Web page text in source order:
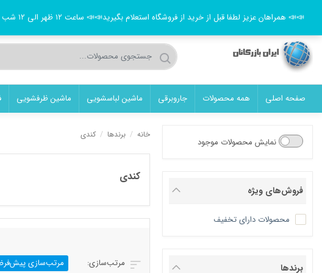
حساب کاربری قوانین فروشگاه نصب محصولات تماس با ما
صفحه اصلی همه محصولات جاروبرقی ماشین لباسشویی ماشین ظرفشویی
نمایش محصولات موجود
فروش‌های ویژه
محصولات دارای تخفیف
برندها
خانه / برندها / کندی
کندی
مرتب‌سازی
📣📣 همراهان عزیز لطفا قبل از خرید از فروشگاه استعلام بگیرید📣📣 ساعت ۱۲ ظهر الی ۱۲ شب جهت پیگیری سفارش کالا پاسخگوی شما عزیزان هستیم📣📣 ( ایران بازرگانان همیشه همراه شما عزیزان ) 📣کالاها و قیمت ها بروز می‌باشد 📣